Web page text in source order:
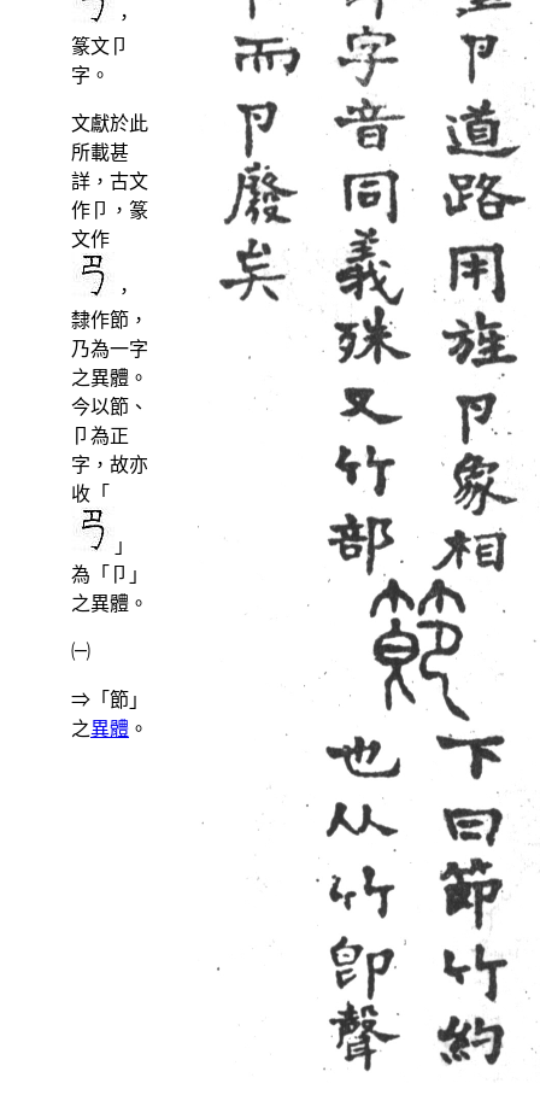
，
篆文卩
字。
文獻於此
所載甚
詳，古文
作卩，篆
文作
，
隸作節，
乃為一字
之異體。
今以節、
卩為正
字，故亦
收「
」
為「卩」
之異體。
㈠
⇒「節」
之異體 。